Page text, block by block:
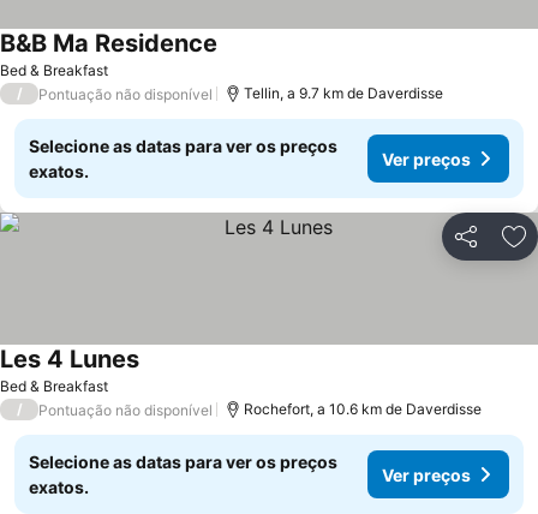
Bed & Breakfast
B&B Ma Residence
/ Pontuação não disponível Tellin, a 9.7 km de Daverdisse
Selecione as datas para ver os preços
exatos.
Ver preços
Partilhar
Bed & Breakfast
Les 4 LunesVer preços
/ Pontuação não disponível Rochefort, a 10.6 km de Daverdisse
Selecione as datas para ver os preços
exatos.
Ver preços